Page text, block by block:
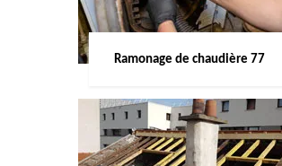
Ramonage de chaudière 77